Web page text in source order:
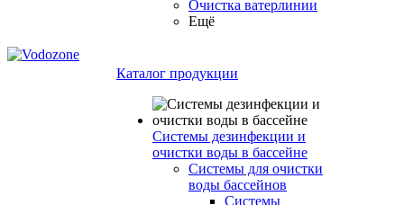
Очистка ватерлинии
Ещё
Каталог продукции
Системы дезинфекции и
очистки воды в бассейне
Системы для очистки
воды бассейнов
Системы